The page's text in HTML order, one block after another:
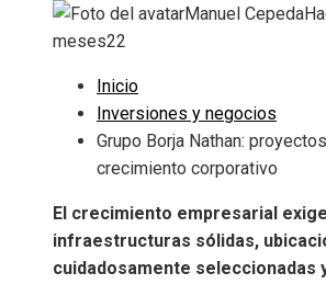
Manuel Cepeda
meses22
Inicio
Inversiones y negocios
Grupo Borja Nathan:
crecimiento corporativo
El crecimiento empresarial exige
infraestructuras sólidas,
cuidadosamente seleccionadas